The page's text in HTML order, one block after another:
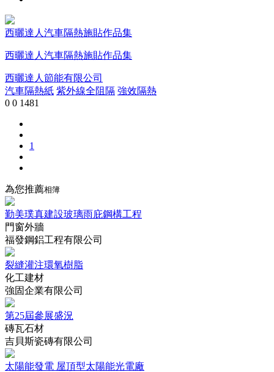
西曬達人汽車隔熱施貼作品集
西曬達人汽車隔熱施貼作品集
西曬達人節能有限公司
汽車隔熱紙 紫外線全阻隔 強效隔熱
0 0 1481
1
為您推薦相簿
勤美璞真建設玻璃雨庇鋼構工程
門窗外牆
福發鋼鋁工程有限公司
裂縫灌注環氧樹脂
化工建材
強固企業有限公司
第25屆參展盛況
磚瓦石材
吉貝斯瓷磚有限公司
太陽能發電 屋頂型太陽能光電廠